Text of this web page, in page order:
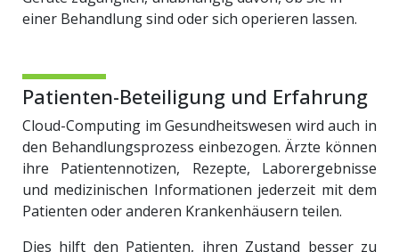
einer Behandlung sind oder sich operieren lassen.
Patienten-Beteiligung und Erfahrung
Cloud-Computing im Gesundheitswesen wird auch in
den Behandlungsprozess einbezogen. Ärzte können
ihre Patientennotizen, Rezepte, Laborergebnisse
und medizinischen Informationen jederzeit mit dem
Patienten oder anderen Krankenhäusern teilen.
Dies hilft den Patienten, ihren Zustand besser zu